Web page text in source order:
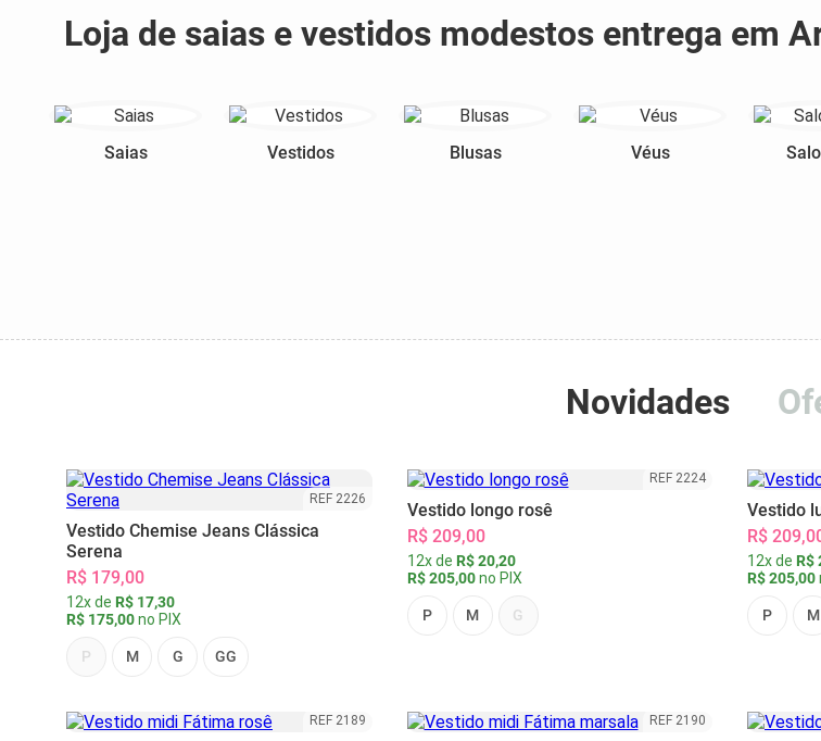
Loja de saias e vestidos modestos entrega em
Saias Vestidos Blusas Véus
Novidades
REF 2226
Vestido Chemise Jeans Clássica
Serena
R$ 179,00
12x de R$ 17,30
R$ 175,00no PIX
P M G GG
REF 2224
Vestido longo rosê
R$ 209,00
12x de R$ 20,20
R$ 205,00no PIX
P M G
Vestido
R$
12x de R$
R$ 205,00
P M
REF 2189 REF 2190